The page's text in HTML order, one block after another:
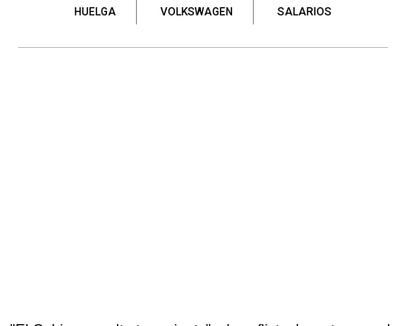
HUELGA VOLKSWAGEN SALARIOS